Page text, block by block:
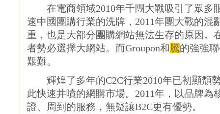
在電商領域2010年千團大戰吸引了眾多
速中國團購行業的洗牌，2011年團大戰的混
重，也是大部分團購網站無法生存的原因。
者勢必選擇大網站。而Groupon和騰的強強
艱難。
輝煌了多年的C2C行業2010年已初顯頹
此快速井噴的網購市場。2011年，以品牌為
證、周到的服務，無疑讓B2C更有優勢。